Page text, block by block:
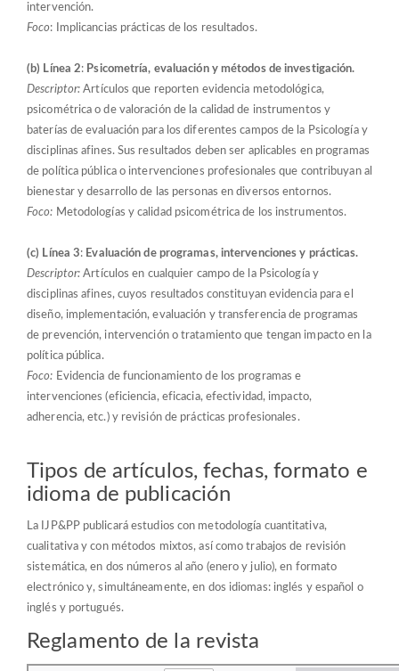
intervención.
Foco: Implicancias prácticas de los resultados.
(b) Línea 2: Psicometría, evaluación y métodos de investigación.
Descriptor: Artículos que reporten evidencia metodológica,
psicométrica o de valoración de la calidad de instrumentos y
baterías de evaluación para los diferentes campos de la Psicología y
disciplinas afines. Sus resultados deben ser aplicables en programas
de política pública o intervenciones profesionales que contribuyan al
bienestar y desarrollo de las personas en diversos entornos.
Foco: Metodologías y calidad psicométrica de los instrumentos.
(c) Línea 3: Evaluación de programas, intervenciones y prácticas.
Descriptor: Artículos en cualquier campo de la Psicología y
disciplinas afines, cuyos resultados constituyan evidencia para el
diseño, implementación, evaluación y transferencia de programas
de prevención, intervención o tratamiento que tengan impacto en la
política pública.
Foco: Evidencia de funcionamiento de los programas e
intervenciones (eficiencia, eficacia, efectividad, impacto,
adherencia, etc.) y revisión de prácticas profesionales.
Tipos de artículos, fechas, formato e
idioma de publicación
La IJP&PP publicará estudios con metodología cuantitativa,
cualitativa y con métodos mixtos, así como trabajos de revisión
sistemática, en dos números al año (enero y julio), en formato
electrónico y, simultáneamente, en dos idiomas: inglés y español o
inglés y portugués.
Reglamento de la revista